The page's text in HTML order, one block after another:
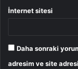
İnternet sitesi
Daha sonraki
adresim ve site